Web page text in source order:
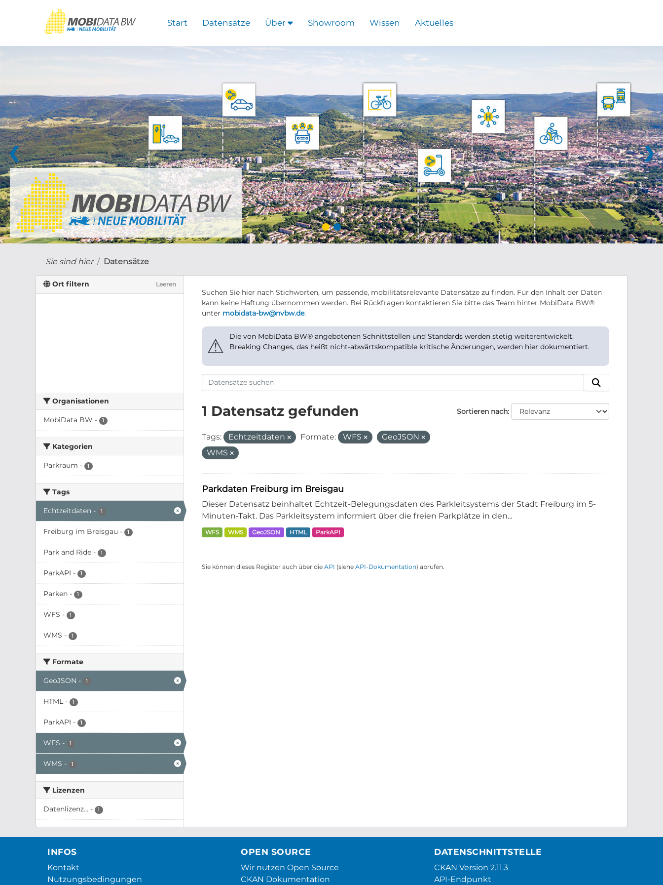
Start Datensätze Über Showroom Wissen Aktuelles
❮ ❯
Sie sind hier Datensätze
Ort filtern Leeren
Organisationen
MobiData BW - 1
Kategorien
Parkraum - 1
Tags
Echtzeitdaten - 1
Freiburg im Breisgau - 1
Park and Ride - 1
ParkAPI - 1
Parken - 1
WFS - 1
WMS - 1
Formate
GeoJSON - 1
HTML - 1
ParkAPI - 1
WFS - 1
WMS - 1
Lizenzen
Datenlizenz... - 1
Suchen Sie hier nach Stichworten, um passende, mobilitätsrelevante Datensätze zu finden. Für den Inhalt der Daten
kann keine Haftung übernommen werden. Bei Rückfragen kontaktieren Sie bitte das Team hinter MobiData BW®
unter mobidata-bw@nvbw.de.
⚠
Die von MobiData BW® angebotenen Schnittstellen und Standards werden stetig weiterentwickelt.
Breaking Changes, das heißt nicht-abwärtskompatible kritische Änderungen, werden hier dokumentiert.
Sortieren nach
1 Datensatz gefunden
Tags: Echtzeitdaten Formate: WFS
GeoJSON
WMS
Parkdaten Freiburg im Breisgau
Dieser Datensatz beinhaltet Echtzeit-Belegungsdaten des Parkleitsystems der Stadt Freiburg im 5-
Minuten-Takt. Das Parkleitsystem informiert über die freien Parkplätze in den...
WFS WMS GeoJSON HTML ParkAPI
Sie können dieses Register auch über die API (siehe API-Dokumentation) abrufen.
INFOS
Kontakt
Nutzungsbedingungen
OPEN SOURCE
Wir nutzen Open Source
CKAN Dokumentation
DATENSCHNITTSTELLE
CKAN Version 2.11.3
API-Endpunkt